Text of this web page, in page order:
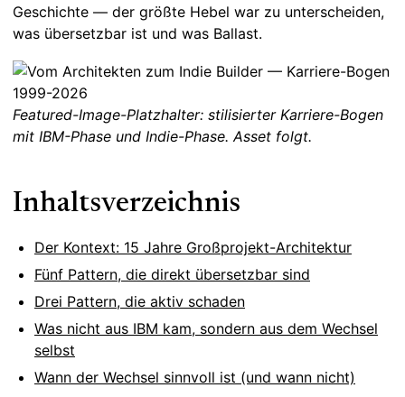
Geschichte — der größte Hebel war zu unterscheiden,
was übersetzbar ist und was Ballast.
Featured-Image-Platzhalter: stilisierter Karriere-Bogen
mit IBM-Phase und Indie-Phase. Asset folgt.
Inhaltsverzeichnis
Der Kontext: 15 Jahre Großprojekt-Architektur
Fünf Pattern, die direkt übersetzbar sind
Drei Pattern, die aktiv schaden
Was nicht aus IBM kam, sondern aus dem Wechsel
selbst
Wann der Wechsel sinnvoll ist (und wann nicht)